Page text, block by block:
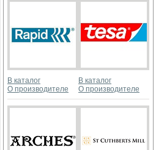
В каталог
О производителе
В каталог
О производителе